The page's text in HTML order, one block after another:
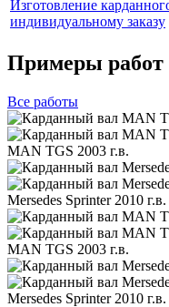
Изготовление
индивидуальному заказу
Примеры работ
Все работы
MAN TGS 2003 г.в.
Mersedes Sprinter 2010 г.в.
MAN TGS 2003 г.в.
Mersedes Sprinter 2010 г.в.